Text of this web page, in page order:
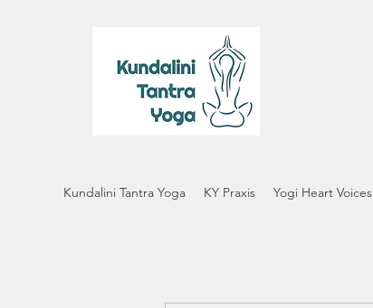
Kundalini Tantra Yoga KY Praxis Yogi Heart Voices